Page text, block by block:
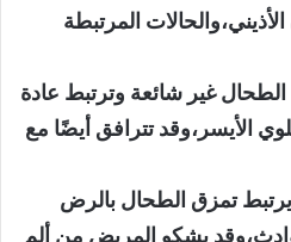
المرتبطة
غير شائعة وترتبط عادة
الأيسر،وقد تترافق أيضًا مع
يرتبط تمزق الطحال بالرض
يشكو المريض من ألم